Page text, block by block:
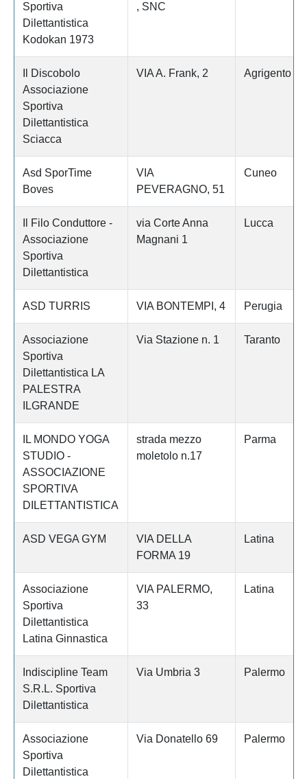
Sportiva
Dilettantistica
Kodokan 1973
, SNC
Il Discobolo
Associazione
Sportiva
Dilettantistica
Sciacca
VIA A. Frank, 2 Agrigento
Asd SporTime
Boves
VIA
PEVERAGNO, 51
Cuneo
Il Filo Conduttore -
Associazione
Sportiva
Dilettantistica
via Corte Anna
Magnani 1
Lucca
ASD TURRIS VIA BONTEMPI, 4 Perugia
Associazione
Sportiva
Dilettantistica LA
PALESTRA
ILGRANDE
Via Stazione n. 1 Taranto
IL MONDO YOGA
STUDIO -
ASSOCIAZIONE
SPORTIVA
DILETTANTISTICA
strada mezzo
moletolo n.17
Parma
ASD VEGA GYM
VIA DELLA
FORMA 19
Latina
Associazione
Sportiva
Dilettantistica
Latina Ginnastica
VIA PALERMO,
33
Latina
Indiscipline Team
S.R.L. Sportiva
Dilettantistica
Via Umbria 3 Palermo
Associazione
Sportiva
Dilettantistica
Via Donatello 69 Palermo